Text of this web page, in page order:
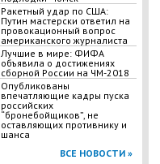
Ракетный удар по США:
Путин мастерски ответил на
провокационный вопрос
американского журналиста
Лучшие в мире: ФИФА
объявила о достижениях
сборной России на ЧМ-2018
Опубликованы
впечатляющие кадры пуска
российских
“бронебойщиков”, не
оставляющих противнику и
шанса
ВСЕ НОВОСТИ »